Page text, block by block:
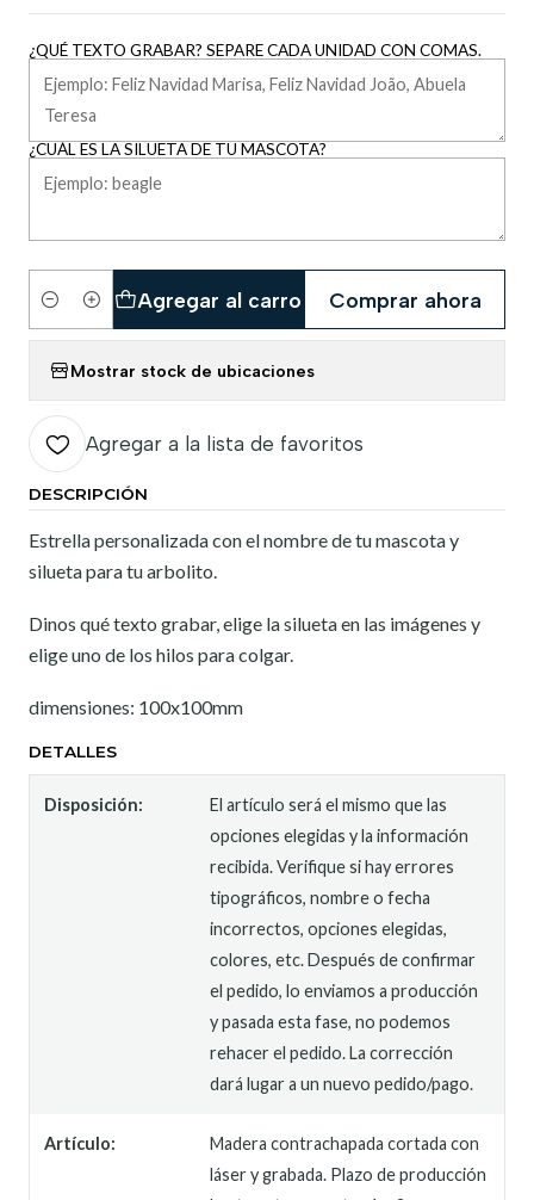
¿QUÉ TEXTO GRABAR? SEPARE CADA UNIDAD CON COMAS.
¿CUÁL ES LA SILUETA DE TU MASCOTA?
Cantidad
Agregar al carro Comprar ahora
Mostrar stock de ubicaciones
Agregar a la lista de favoritos
DESCRIPCIÓN
Estrella personalizada con el nombre de tu mascota y
silueta para tu arbolito.
Dinos qué texto grabar, elige la silueta en las imágenes y
elige uno de los hilos para colgar.
dimensiones: 100x100mm
DETALLES
Disposición:
El artículo será el mismo que las
opciones elegidas y la información
recibida. Verifique si hay errores
tipográficos, nombre o fecha
incorrectos, opciones elegidas,
colores, etc. Después de confirmar
el pedido, lo enviamos a producción
y pasada esta fase, no podemos
rehacer el pedido. La corrección
dará lugar a un nuevo pedido/pago.
Artículo:
Madera contrachapada cortada con
láser y grabada. Plazo de producción